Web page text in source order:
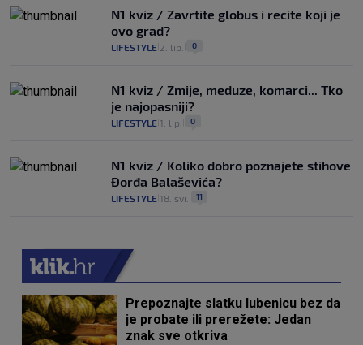
N1 kviz / Zavrtite globus i recite koji je
ovo grad?
LIFESTYLE 2. lip. 0
N1 kviz / Zmije, meduze, komarci... Tko
je najopasniji?
LIFESTYLE 1. lip. 0
N1 kviz / Koliko dobro poznajete stihove
Đorđa Balaševića?
LIFESTYLE 18. svi. 11
Prepoznajte slatku lubenicu bez da
je probate ili prerežete: Jedan
znak sve otkriva